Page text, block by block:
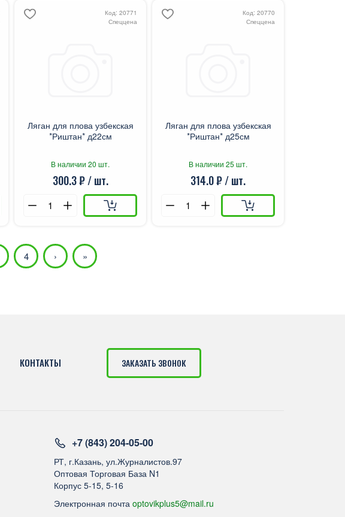
Код: 20771
Спеццена
Ляган для плова узбекская
*Риштан* д22см
В наличии 20 шт.
300.3 ₽ / шт.
Код: 20770
Спеццена
Ляган для плова узбекская
*Риштан* д25см
В наличии 25 шт.
314.0 ₽ / шт.
4 › »
КОНТАКТЫ ЗАКАЗАТЬ ЗВОНОК
+7 (843) 204-05-00
РТ, г.Казань, ул.Журналистов.97
Оптовая Торговая База N1
Корпус 5-15, 5-16
Электронная почта optovikplus5@mail.ru